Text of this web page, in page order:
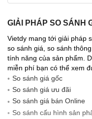
GIẢI PHÁP SO SÁNH
Vietdy mang tới giải pháp
so sánh giá, so sánh
tính năng của sản phẩm.
miễn phí bạn có thể xem
So sánh giá gốc
So sánh giá ưu đãi
So sánh giá bán Online
So sánh cấu hình sản